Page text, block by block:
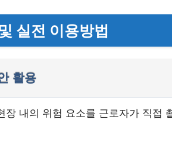
실전 이용방법
활용
내의 위험 요소를 근로자가 직접